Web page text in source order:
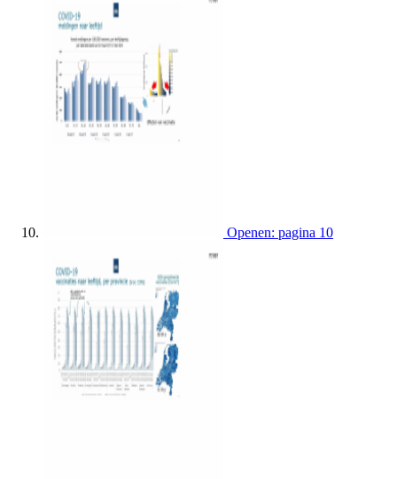
Openen: pagina 10